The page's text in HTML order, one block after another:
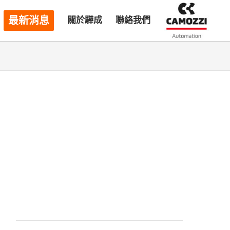
最新消息 關於驊成 聯絡我們